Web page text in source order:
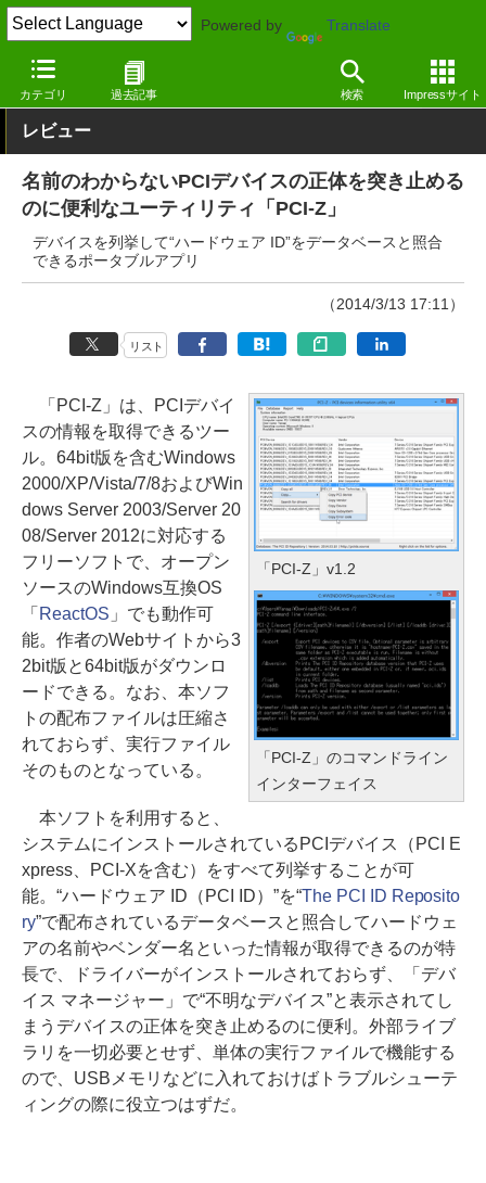
Powered by Translate
カテゴリ 過去記事 検索 Impressサイト
窓の杜 システム・ファイル Windows
レビュー
名前のわからないPCIデバイスの正体を突き止める
のに便利なユーティリティ「PCI-Z」
デバイスを列挙して“ハードウェア ID”をデータベースと照合
できるポータブルアプリ
（2014/3/13 17:11）
リスト
「PCI-Z」v1.2
「PCI-Z」のコマンドライン
インターフェイス
「PCI-Z」は、PCIデバイ
スの情報を取得できるツー
ル。64bit版を含むWindows
2000/XP/Vista/7/8およびWin
dows Server 2003/Server 20
08/Server 2012に対応する
フリーソフトで、オープン
ソースのWindows互換OS
「 ReactOS 」でも動作可
能。作者のWebサイトから3
2bit版と64bit版がダウンロ
ードできる。なお、本ソフ
トの配布ファイルは圧縮さ
れておらず、実行ファイル
そのものとなっている。
本ソフトを利用すると、
システムにインストールされているPCIデバイス（PCI E
xpress、PCI-Xを含む）をすべて列挙することが可
能。“ハードウェア ID（PCI ID）”を“The PCI ID Reposito
ry”で配布されているデータベースと照合してハードウェ
アの名前やベンダー名といった情報が取得できるのが特
長で、ドライバーがインストールされておらず、「デバ
イス マネージャー」で“不明なデバイス”と表示されてし
まうデバイスの正体を突き止めるのに便利。外部ライブ
ラリを一切必要とせず、単体の実行ファイルで機能する
ので、USBメモリなどに入れておけばトラブルシューテ
ィングの際に役立つはずだ。